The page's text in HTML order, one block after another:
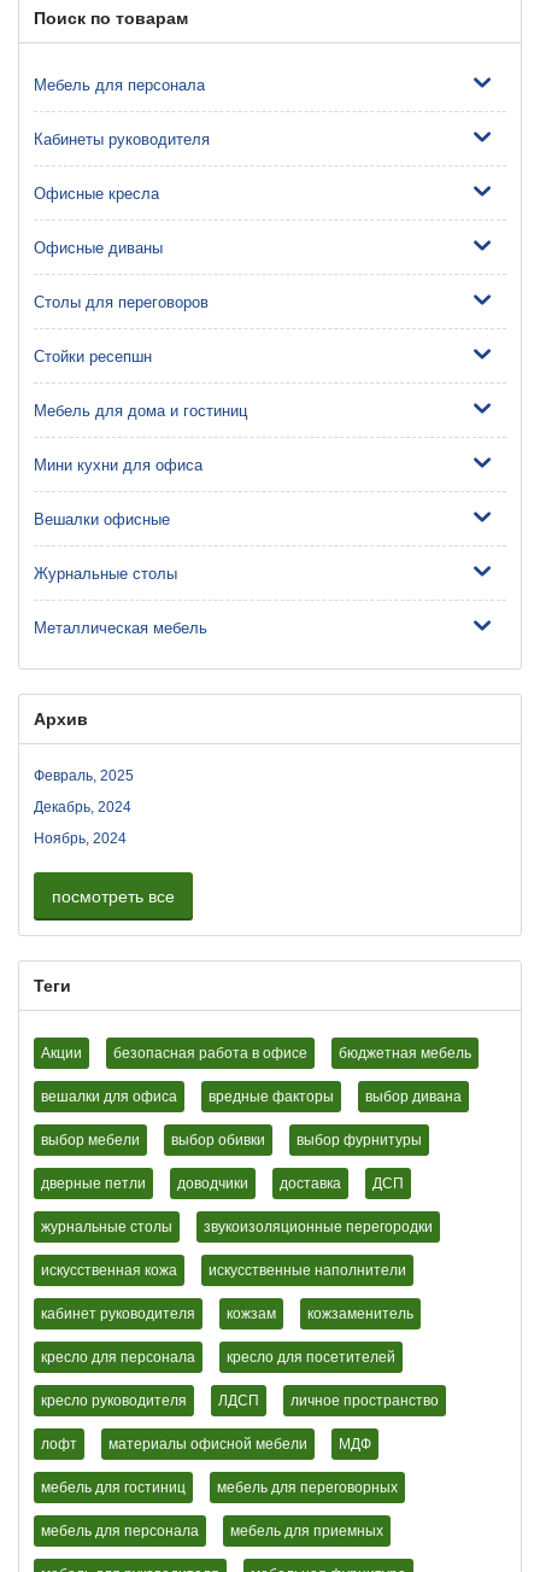
Поиск по товарам
Мебель для персонала
Кабинеты руководителя
Офисные кресла
Офисные диваны
Столы для переговоров
Стойки ресепшн
Мебель для дома и гостиниц
Мини кухни для офиса
Вешалки офисные
Журнальные столы
Металлическая мебель
Архив
Февраль, 2025
Декабрь, 2024
Ноябрь, 2024
посмотреть все
Теги
Акции безопасная работа в офисе бюджетная мебель
вешалки для офиса вредные факторы выбор дивана
выбор мебели выбор обивки выбор фурнитуры
дверные петли доводчики доставка ДСП
журнальные столы звукоизоляционные перегородки
искусственная кожа искусственные наполнители
кабинет руководителя кожзам кожзаменитель
кресло для персонала кресло для посетителей
кресло руководителя ЛДСП личное пространство
лофт материалы офисной мебели МДФ
мебель для гостиниц мебель для переговорных
мебель для персонала мебель для приемных